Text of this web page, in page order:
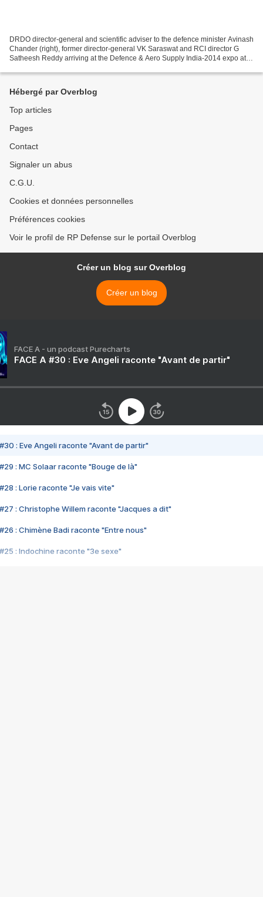
DRDO director-general and scientific adviser to the defence minister Avinash
Chander (right), former director-general VK Saraswat and RCI director G
Satheesh Reddy arriving at the Defence & Aero Supply India-2014 expo at
Hébergé par Overblog
Top articles
Pages
Contact
Signaler un abus
C.G.U.
Cookies et données personnelles
Préférences cookies
Voir le profil de RP Defense sur le portail Overblog
Créer un blog sur Overblog
Créer un blog
FACE A - un podcast Purecharts
FACE A #30 : Eve Angeli raconte "Avant de partir"
#30 : Eve Angeli raconte "Avant de partir"
#29 : MC Solaar raconte "Bouge de là"
#28 : Lorie raconte "Je vais vite"
#27 : Christophe Willem raconte "Jacques a dit"
#26 : Chimène Badi raconte "Entre nous"
#25 : Indochine raconte "3e sexe"